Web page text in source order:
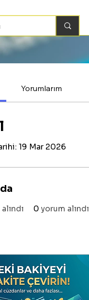
Yorumlarım
19 Mar 2026
0 yorum alındı